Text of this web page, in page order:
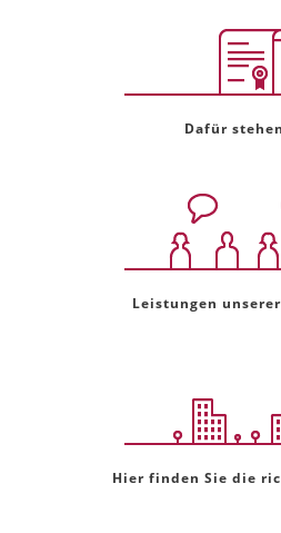
Dafür
Leistungen
Hier finden Sie die